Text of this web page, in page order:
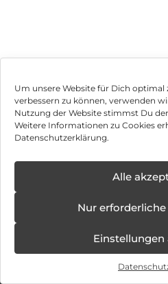
Um unsere Website für Dich
verbessern zu können, verwenden
Nutzung der Website stimmst Du
Weitere Informationen zu Cookies
Datenschutzerklärung.
Alle
Nur
Einstellungen
Impressum
Hinweis zur Batterieentsorgung
Newsletter
, Brodos AG –